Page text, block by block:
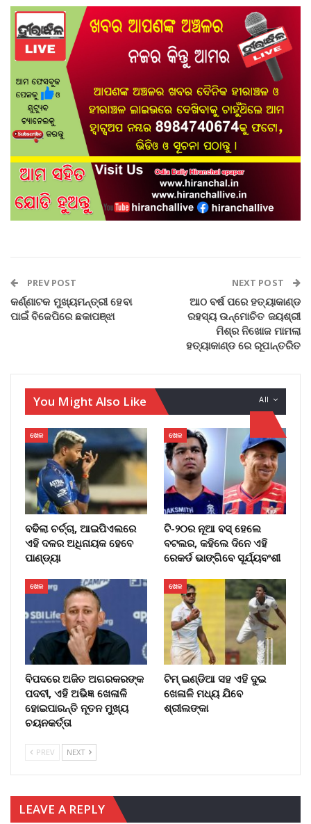
PREV POST
କର୍ଣ୍ଣାଟକ ମୁଖ୍ୟମନ୍ତ୍ରୀ ହେବା
ପାଇଁ ବିଜେପିରେ ଛକାପଞ୍ଝା
NEXT POST
ଆଠ ବର୍ଷ ପରେ ହତ୍ୟାକାଣ୍ଡ
ରହସ୍ୟ ଉନ୍ମୋଚିତ ଜୟଶ୍ରୀ
ମିଶ୍ର ନିଖୋଜ ମାମଲା
ହତ୍ୟାକାଣ୍ଡ ରେ ରୂପାନ୍ତରିତ
All
You Might Also Like
ଖେଳ
ବଢିଲା ଚର୍ଚ୍ଚା, ଆଇପିଏଲରେ
ଏହି ଦଳର ଅଧିନାୟକ ହେବେ
ପାଣ୍ଡ୍ୟା
ଖେଳ
ଟି-୨୦ର ନୂଆ ବସ୍ ହେଲେ
ବଟଲର, କହିଲେ ଦିନେ ଏହି
ରେକର୍ଡ ଭାଙ୍ଗିବେ ସୂର୍ଯ୍ୟବଂଶୀ
ଖେଳ
ବିପଦରେ ଅଜିତ ଅଗରକରଙ୍କ
ପଦବୀ, ଏହି ଅଭିଜ୍ଞ ଖେଳାଳି
ହୋଇପାରନ୍ତି ନୂତନ ମୁଖ୍ୟ
ଚୟନକର୍ତ୍ତା
ଖେଳ
ଟିମ୍ ଇଣ୍ଡିଆ ସହ ଏହି ଦୁଇ
ଖେଳାଳି ମଧ୍ୟ ଯିବେ
ଶ୍ରୀଲଙ୍କା
PREV NEXT
LEAVE A REPLY